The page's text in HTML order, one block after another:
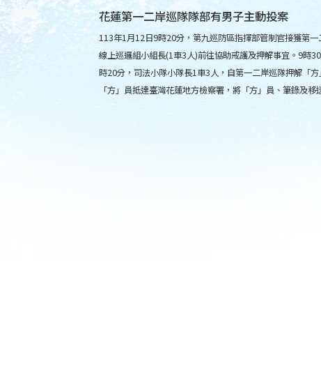
花蓮第一二岸巡隊隊部有男子主動投案
113年1月12日9時20分，第九巡防區指揮部管制官接獲第
線上巡邏組小組長(1車3人)前往協助戒護及押解事宜。9時
時20分，司法小隊小隊長1車3人，自第一二岸巡隊押解「
「方」員抵達臺灣花蓮地方檢察署，將「方」員、筆錄及